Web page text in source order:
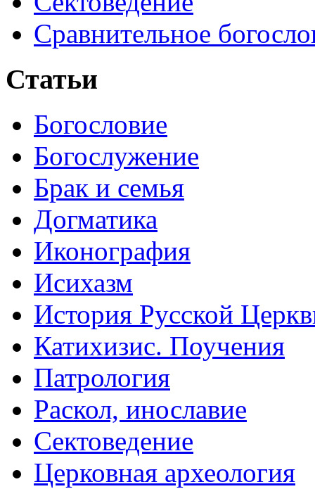
Сравнительное
Статьи
Богословие
Богослужение
Брак и семья
Догматика
Иконография
Исихазм
История Русской
Катихизис. Поучения
Патрология
Раскол, инославие
Сектоведение
Церковная археология